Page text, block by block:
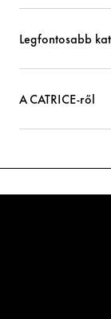
Legfontosabb
A CATRICE-ről